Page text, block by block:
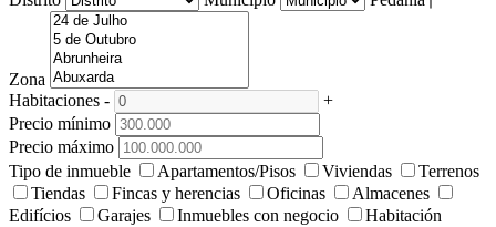
Zona
Habitaciones -
+
Precio mínimo
Precio máximo
Tipo de inmueble
Apartamentos/Pisos Viviendas
Terrenos
Tiendas
Fincas y herencias Oficinas
Almacenes
Edifícios
Garajes Inmuebles con negocio
Habitación